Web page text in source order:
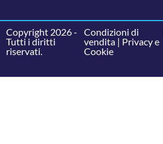
Copyright 2026 -
Tutti i diritti
riservati.
Condizioni di
vendita| Privacy e
Cookie